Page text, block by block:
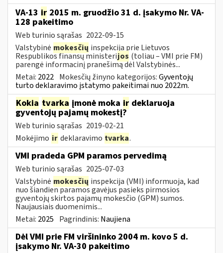
VA-13 ir 2015 m. gruodžio 31 d. įsakymo Nr. VA-
128 pakeitimo
Web turinio sąrašas 2022-09-15
Valstybinė mokesčių inspekcija prie Lietuvos
Respublikos finansų ministerijos (toliau – VMI prie FM)
parengė informacinį pranešimą dėl Valstybinės...
Metai: 2022 Mokesčių žinyno kategorijos:Gyventojų
turto deklaravimo įstatymo pakeitimai nuo 2022m.
Kokia tvarka įmonė moka ir deklaruoja
gyventojų pajamų mokestį?
Web turinio sąrašas 2019-02-21
Mokėjimo ir deklaravimo tvarka.
VMI pradeda GPM paramos pervedimą
Web turinio sąrašas 2025-07-03
Valstybinė mokesčių inspekcija (VMI) informuoja, kad
nuo šiandien paramos gavėjus pasieks pirmosios
gyventojų skirtos pajamų mokesčio (GPM) sumos.
Naujausiais duomenimis...
Metai: 2025 Pagrindinis: Naujiena
Dėl VMI prie FM viršininko 2004 m. kovo 5 d.
įsakymo Nr. VA-30 pakeitimo